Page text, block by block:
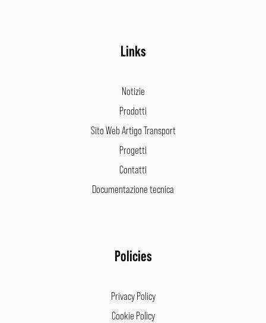
Links
Notizie
Prodotti
Sito Web Artigo Transport
Progetti
Contatti
Documentazione tecnica
Policies
Privacy Policy
Cookie Policy